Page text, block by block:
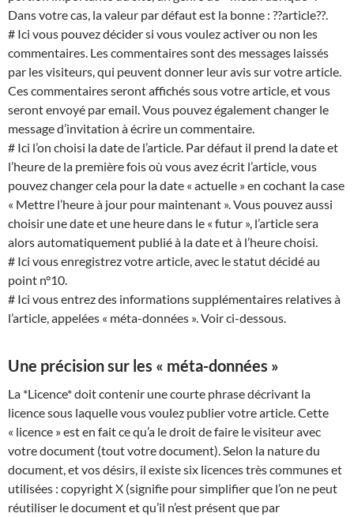
Dans votre cas, la valeur par défaut est la bonne : ??article??.
# Ici vous pouvez décider si vous voulez activer ou non les
commentaires. Les commentaires sont des messages laissés
par les visiteurs, qui peuvent donner leur avis sur votre article.
Ces commentaires seront affichés sous votre article, et vous
seront envoyé par email. Vous pouvez également changer le
message d’invitation à écrire un commentaire.
# Ici l’on choisi la date de l’article. Par défaut il prend la date et
l’heure de la première fois où vous avez écrit l’article, vous
pouvez changer cela pour la date « actuelle » en cochant la case
« Mettre l’heure à jour pour maintenant ». Vous pouvez aussi
choisir une date et une heure dans le « futur », l’article sera
alors automatiquement publié à la date et à l’heure choisi.
# Ici vous enregistrez votre article, avec le statut décidé au
point n°10.
# Ici vous entrez des informations supplémentaires relatives à
l’article, appelées « méta-données ». Voir ci-dessous.
Une précision sur les « méta-données »
La *Licence* doit contenir une courte phrase décrivant la
licence sous laquelle vous voulez publier votre article. Cette
« licence » est en fait ce qu’a le droit de faire le visiteur avec
votre document (tout votre document). Selon la nature du
document, et vos désirs, il existe six licences très communes et
utilisées : copyright X (signifie pour simplifier que l’on ne peut
réutiliser le document et qu’il n’est présent que par